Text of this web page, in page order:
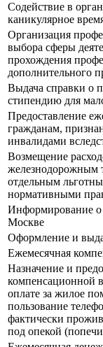
Содействие в
каникулярное
Организация
выбора сферы
прохождения
дополнительного
Выдача справки о
стипендию для
Предоставление
гражданам,
инвалидами
Возмещение
железнодорожным
отдельным
нормативными
Информирование о
Москве
Оформление и
Ежемесячная
Назначение и
компенсационной
оплате за жилое
пользование
фактически
под опекой